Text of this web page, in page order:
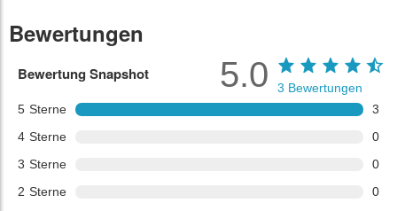
Bewertungen
Bewertung Snapshot
5 Sterne
3
4 Sterne
0
3 Sterne
0
2 Sterne
0
5.0 3 Bewertungen